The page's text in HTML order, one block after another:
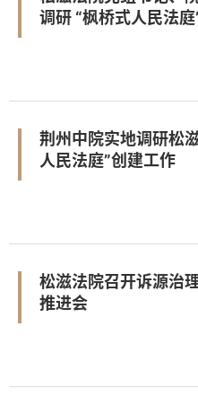
调研 “枫桥式人民法
荆州中院实地调研松
人民法庭”创建工作
松滋法院召开诉源治
推进会